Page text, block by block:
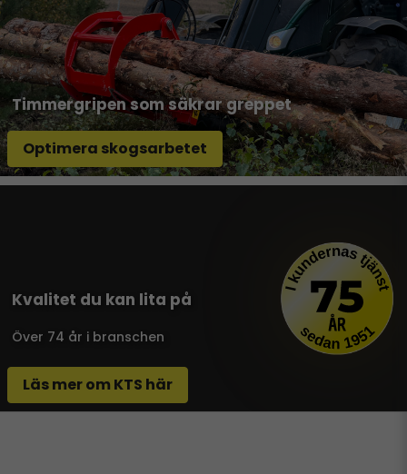
Timmergripen som säkrar greppet
Optimera skogsarbetet
Kvalitet du kan lita på
Över 74 år i branschen
Läs mer om KTS här